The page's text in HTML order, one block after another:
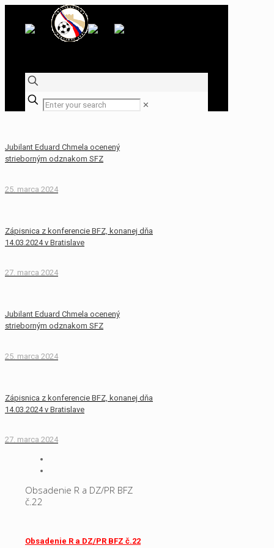
✕
Jubilant Eduard Chmela ocenený
strieborným odznakom SFZ
25. marca 2024
Zápisnica z konferencie BFZ, konanej dňa
14.03.2024 v Bratislave
27. marca 2024
Jubilant Eduard Chmela ocenený
strieborným odznakom SFZ
25. marca 2024
Zápisnica z konferencie BFZ, konanej dňa
14.03.2024 v Bratislave
27. marca 2024
Obsadenie R a DZ/PR BFZ
č.22
Obsadenie R a DZ/PR BFZ č.22